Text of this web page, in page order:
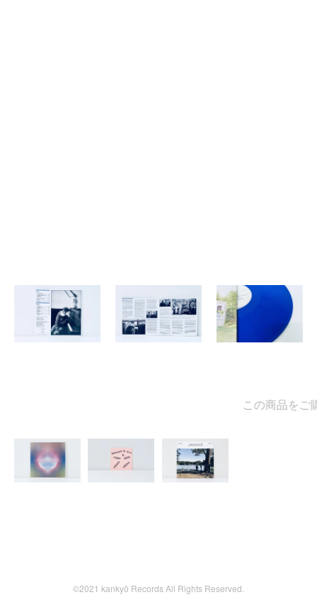
この商品をご購
©2021 kankyō Records All Rights Reserved.